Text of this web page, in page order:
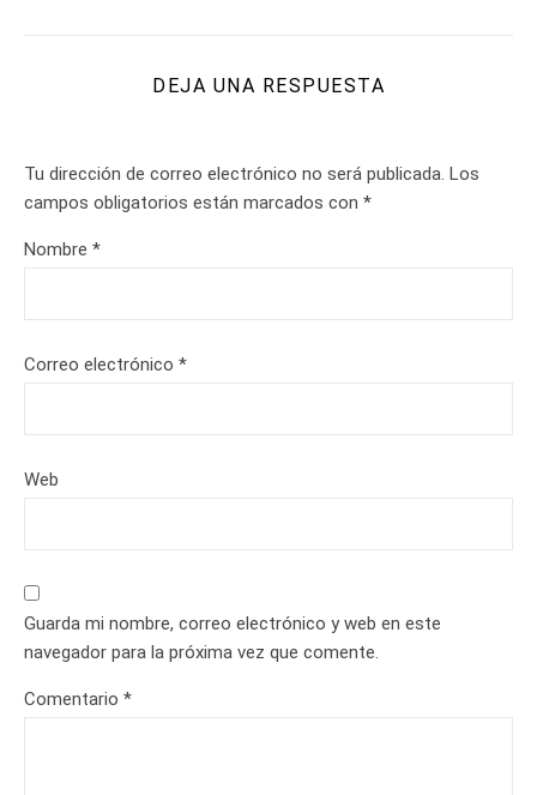
DEJA UNA RESPUESTA
Tu dirección de correo electrónico no será publicada. Los
campos obligatorios están marcados con *
Nombre *
Correo electrónico *
Web
Guarda mi nombre, correo electrónico y web en este
navegador para la próxima vez que comente.
Comentario *